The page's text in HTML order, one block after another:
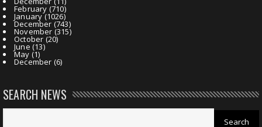
February (710)
January(1026)
December (743)
November (315)
October (20)
June (13)
May (1)
December (6)
SEARCH NEWS